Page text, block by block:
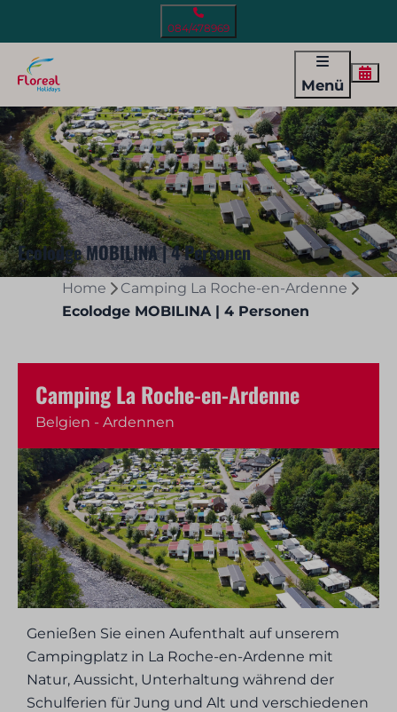
084/478969
Menü
Ecolodge MOBILINA | 4 Personen
Home
Camping La Roche-en-Ardenne
Ecolodge MOBILINA | 4 Personen
Camping La Roche-en-Ardenne
Belgien - Ardennen
Genießen Sie einen Aufenthalt auf unserem
Campingplatz in La Roche-en-Ardenne mit
Natur, Aussicht, Unterhaltung während der
Schulferien für Jung und Alt und verschiedenen